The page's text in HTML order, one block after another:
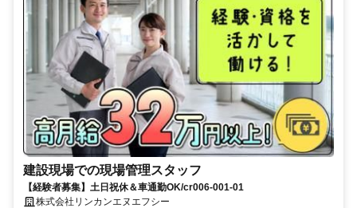
建設現場での現場管理スタッフ
【経験者募集】土日祝休＆車通勤OK/cr006-001-01
株式会社リンカンエヌエフシー